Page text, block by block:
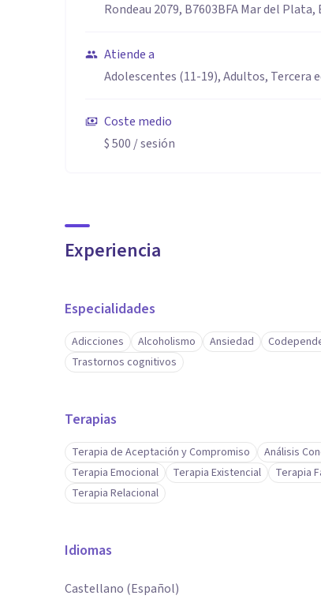
Rondeau 2079, B7603BFA Mar del Plata,
Atiende a
Adolescentes (11-19), Adultos, Tercera
Coste medio
$ 500 / sesión
Experiencia
Especialidades
Adicciones Alcoholismo Ansiedad
Trastornos cognitivos
Terapias
Terapia de Aceptación y Compromiso Análisis
Terapia Emocional
Terapia Existencial Terapia
Terapia Relacional
Idiomas
Castellano (Español)